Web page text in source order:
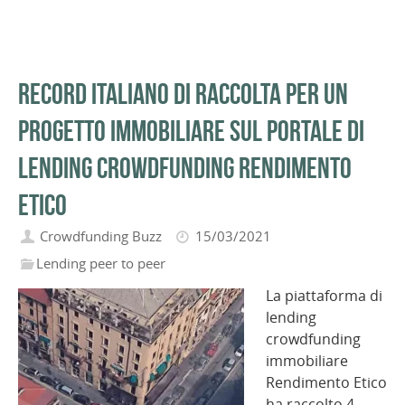
Record italiano di raccolta per un
progetto immobiliare sul portale di
lending crowdfunding Rendimento
Etico
Crowdfunding Buzz
15/03/2021
Lending peer to peer
La piattaforma di
lending
crowdfunding
immobiliare
Rendimento Etico